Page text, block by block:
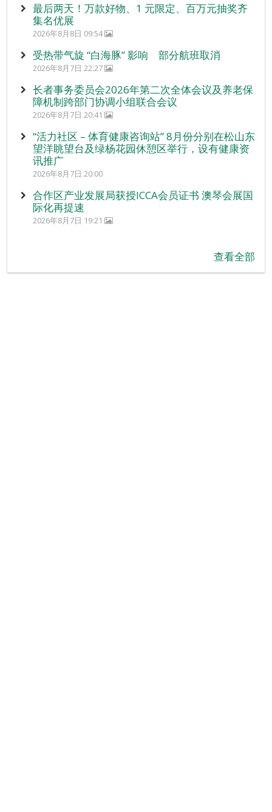
最后两天！万款好物、1 元限定、百万元抽奖齐
集名优展
2026年8月8日 09:54
受热带气旋 “白海豚” 影响 部分航班取消
2026年8月7日 22:27
长者事务委员会2026年第二次全体会议及养老保
障机制跨部门协调小组联合会议
2026年8月7日 20:41
“活力社区 – 体育健康咨询站” 8月份分别在松山东
望洋眺望台及绿杨花园休憩区举行，设有健康资
讯推广
2026年8月7日 20:00
合作区产业发展局获授ICCA会员证书 澳琴会展国
际化再提速
2026年8月7日 19:21
查看全部